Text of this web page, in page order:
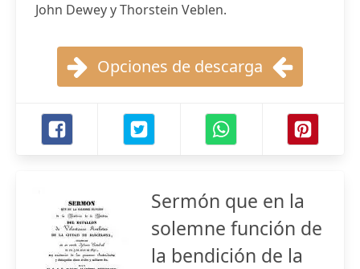
John Dewey y Thorstein Veblen.
Opciones de descarga
Sermón que en la
solemne función de
la bendición de la